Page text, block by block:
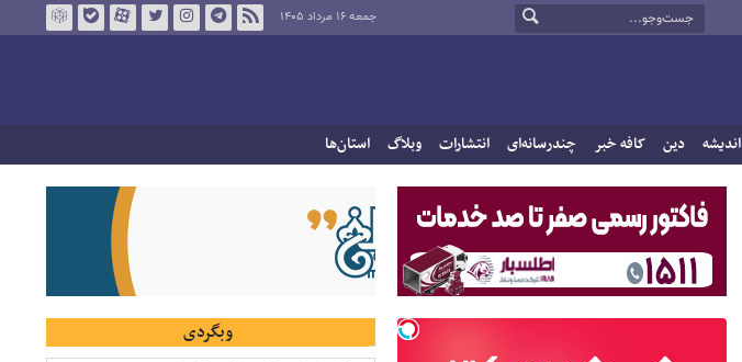
جمعه ۱۶ مرداد ۱۴۰۵
اندیشه دین کافه خبر چندرسانه‌ای انتشارات وبلاگ استان‌ها
وبگردی